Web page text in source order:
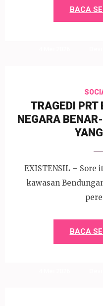
BACA
TRAGEDI PRT
NEGARA
EXISTENSIL – Sore
kawasan
BACA